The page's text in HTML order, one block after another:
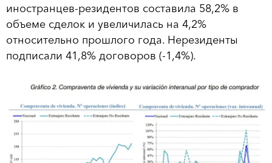
иностранцев-резидентов составила 58,2% в
объеме сделок и увеличилась на 4,2%
относительно прошлого года. Нерезиденты
подписали 41,8% договоров (-1,4%).